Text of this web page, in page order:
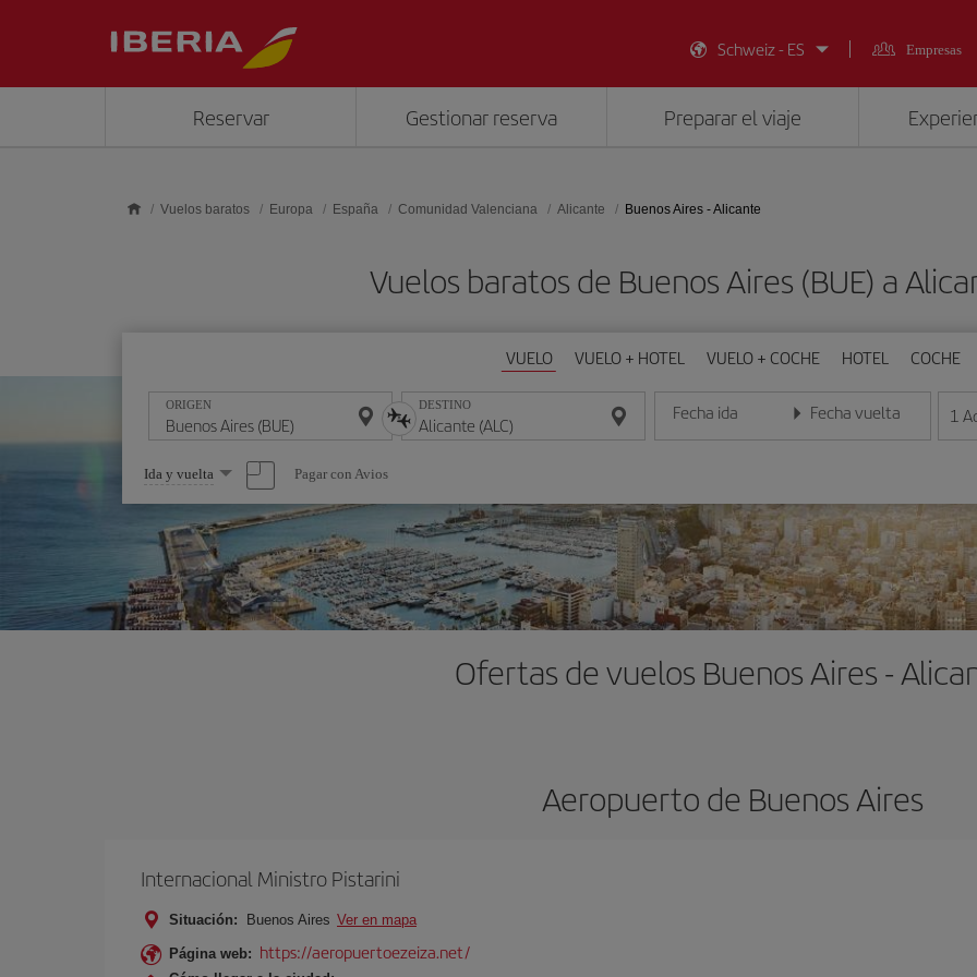
Schweiz - ES
Empresas
Reservar Gestionar reserva Preparar el viaje
Vuelos baratos Europa España Comunidad Valenciana Alicante Buenos Aires - Alicante
Vuelos baratos de Buenos Aires (BUE) a
VUELO VUELO + HOTEL VUELO + COCHE HOTEL COCHE
ORIGEN DESTINO Fecha ida
Introduce la fecha en formato día/mes/año
Fecha vuelta
Introduce la fecha en 1
Seleccione
una
opción
Ida y vuelta Pagar con Avios
Ofertas de vuelos Buenos Aires -
Aeropuerto de Buenos Aires
Internacional Ministro Pistarini
Situación: Buenos Aires Ver en mapa
Página web: https://aeropuertoezeiza.net/